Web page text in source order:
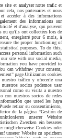
de vente
Gestion cookies
site et analyser notre trafic et
cela, nos partenaires et nous
accéder à des informations
des informations sur
et d'analyse, qui peuvent
ou qu'ils ont collectées lors de
enregistré pour 6 mois, à
the proper functioning of
purposes. To do this,
personal information such
site with our social media,
you have provided to
can withdraw your consent,
page. Utilizamos cookies
tráfico y ofrecerle una
socios podemos usar
como su visita a nuestro
con nuestros socios de redes
que usted les haya
retirar su consentimiento,
de la página “Gestión de
unserer Website
Zwecken ein besseres
möglicherweise Cookies oder
unserer Website zu speichern